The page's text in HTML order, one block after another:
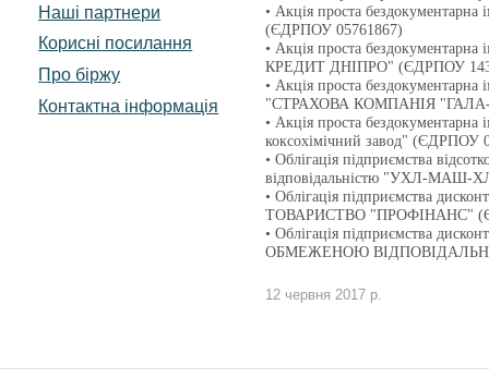
Наші партнери
Корисні посилання
Про біржу
Контактна інформація
• Акція проста
(ЄДРПОУ 05761867)
• Акція проста
КРЕДИТ ДНІПРО" (ЄДРПОУ
• Акція проста
"СТРАХОВА КОМПАНІЯ
• Акція проста
коксохімічний завод" (ЄДРПОУ
• Облігація підприємства
відповідальністю "УХЛ-МАШ-
• Облігація підприємства
ТОВАРИСТВО "ПРОФІНАНС"
• Облігація підприємства
ОБМЕЖЕНОЮ
12 червня 2017 р.